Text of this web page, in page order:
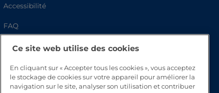
Accessibilité
FAQ
Ce site web utilise des cookies
En cliquant sur « Accepter tous les cookies », vous acceptez
le stockage de cookies sur votre appareil pour améliorer la
navigation sur le site, analyser son utilisation et contribuer